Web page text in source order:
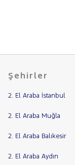
Şehirler
2. El Araba İstanbul
2. El Araba Muğla
2. El Araba Balıkesir
2. El Araba Aydın